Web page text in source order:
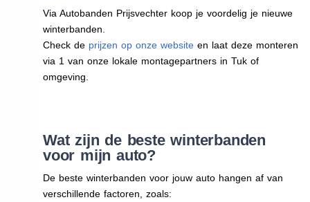
Via Autobanden Prijsvechter koop je voordelig je nieuwe
winterbanden.
Check de prijzen op onze websiteen laat deze monteren
via 1 van onze lokale montagepartners in Tuk of
omgeving.
Wat zijn de beste winterbanden
voor mijn auto?
De beste winterbanden voor jouw auto hangen af van
verschillende factoren, zoals: